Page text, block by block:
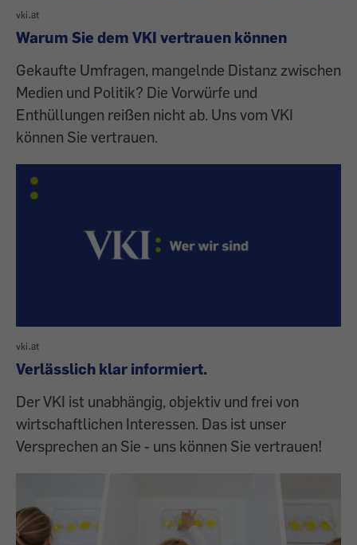
vki.at
Warum Sie dem VKI vertrauen können
Gekaufte Umfragen, mangelnde Distanz zwischen
Medien und Politik? Die Vorwürfe und
Enthüllungen reißen nicht ab. Uns vom VKI
können Sie vertrauen.
vki.at
Verlässlich klar informiert.
Der VKI ist unabhängig, objektiv und frei von
wirtschaftlichen Interessen. Das ist unser
Versprechen an Sie - uns können Sie vertrauen!